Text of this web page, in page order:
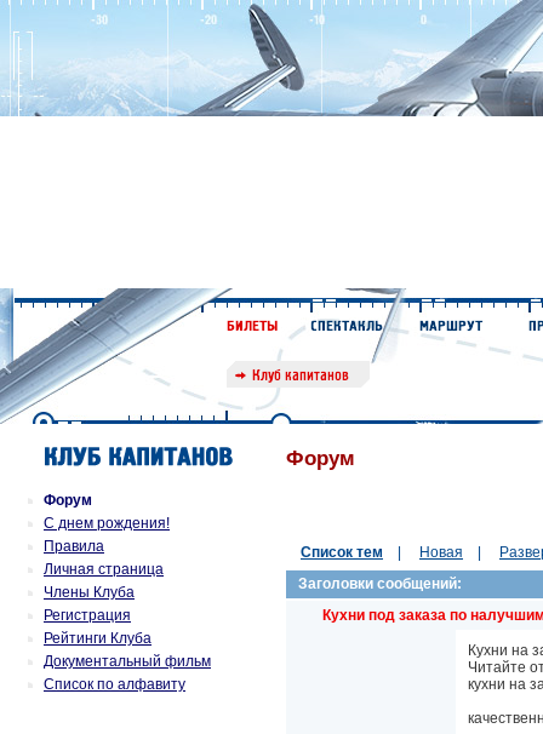
Форум
С днем рождения!
Правила
Личная страница
Члены Клуба
Регистрация
Рейтинги Клуба
Документальный фильм
Список по алфавиту
Форум
Список тем Новая
Заголовки сообщений:
Кухни под заказа по
Кухни на
Читайте
кухни на